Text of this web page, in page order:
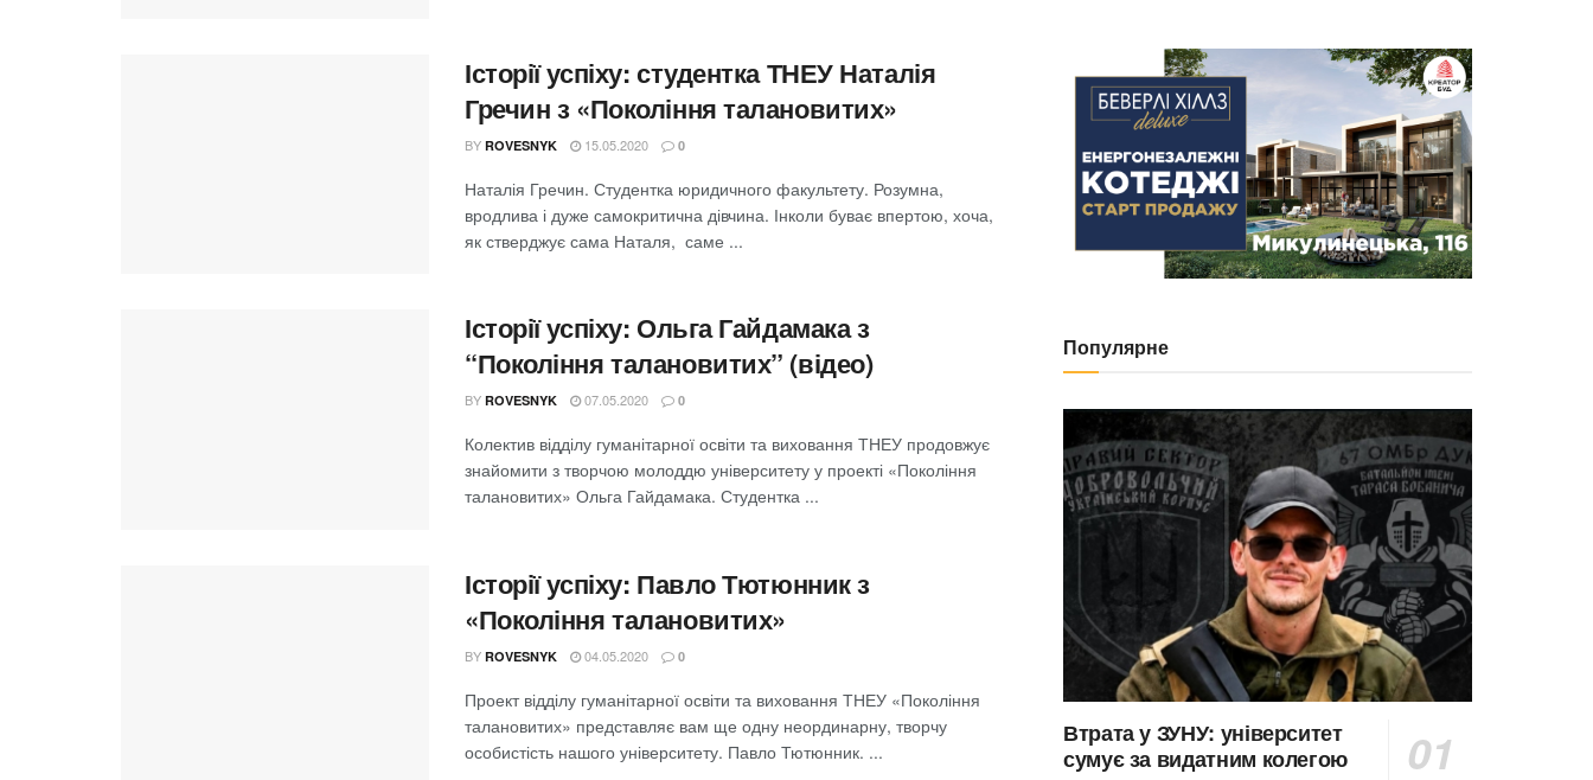
Історії успіху: студентка ТНЕУ Наталія
Гречин з «Покоління талановитих»
BY ROVESNYK 15.05.2020 0
Наталія Гречин. Студентка юридичного факультету. Розумна,
вродлива і дуже самокритична дівчина. Інколи буває впертою, хоча,
як стверджує сама Наталя, саме ...
Історії успіху: Ольга Гайдамака з
“Покоління талановитих” (відео)
BY ROVESNYK 07.05.2020 0
Колектив відділу гуманітарної освіти та виховання ТНЕУ продовжує
знайомити з творчою молоддю університету у проекті «Покоління
талановитих» Ольга Гайдамака. Студентка ...
Історії успіху: Павло Тютюнник з
«Покоління талановитих»
BY ROVESNYK 04.05.2020 0
Проект відділу гуманітарної освіти та виховання ТНЕУ «Покоління
талановитих» представляє вам ще одну неординарну, творчу
особистість нашого університету. Павло Тютюнник. ...
Популярне
Втрата у ЗУНУ: університет
сумує за видатним колегою